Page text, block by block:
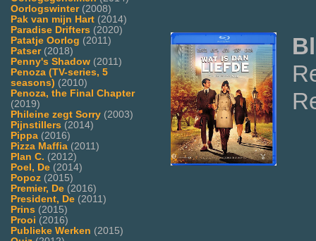
Oorlogswinter(2008)
Pak van mijn Hart (2014)
Paradise Drifters (2020)
Patatje Oorlog (2011)
Patser(2018)
Penny's Shadow (2011)
Penoza (TV-series, 5
seasons) (2010)
Penoza, the Final Chapter
(2019)
Phileine zegt Sorry (2003)
Pijnstillers (2014)
Pippa (2016)
Pizza Maffia (2011)
Plan C. (2012)
Poel, De (2014)
Popoz (2015)
Premier, De (2016)
President, De (2011)
Prins (2015)
Prooi (2016)
Publieke Werken (2015)